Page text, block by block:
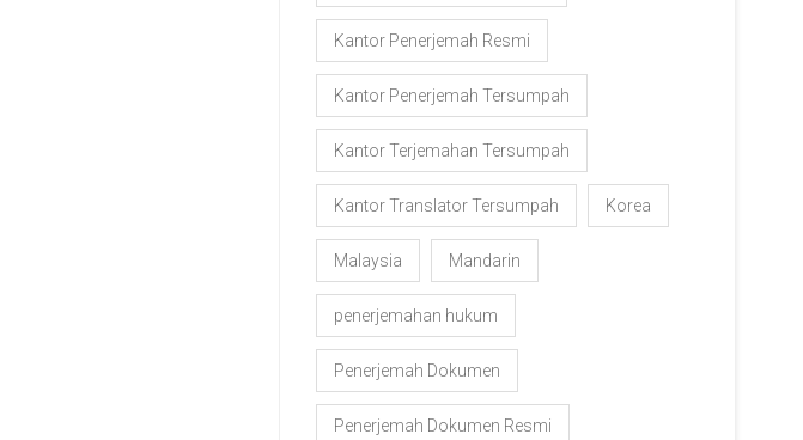
Kantor Penerjemah Resmi
Kantor Penerjemah Tersumpah
Kantor Terjemahan Tersumpah
Kantor Translator Tersumpah Korea
Malaysia Mandarin
penerjemahan hukum
Penerjemah Dokumen
Penerjemah Dokumen Resmi